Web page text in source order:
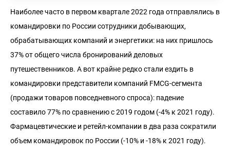
Наиболее часто в первом квартале 2022 года отправлялись в
командировки по России сотрудники добывающих,
обрабатывающих компаний и энергетики: на них пришлось
37% от общего числа бронирований деловых
путешественников. А вот крайне редко стали ездить в
командировки представители компаний FMCG-сегмента
(продажи товаров повседневного спроса): падение
составило 77% по сравнению с 2019 годом (-4% к 2021 году).
Фармацевтические и ретейл-компании в два раза сократили
объем командировок по России (-10% и -18% к 2021 году).